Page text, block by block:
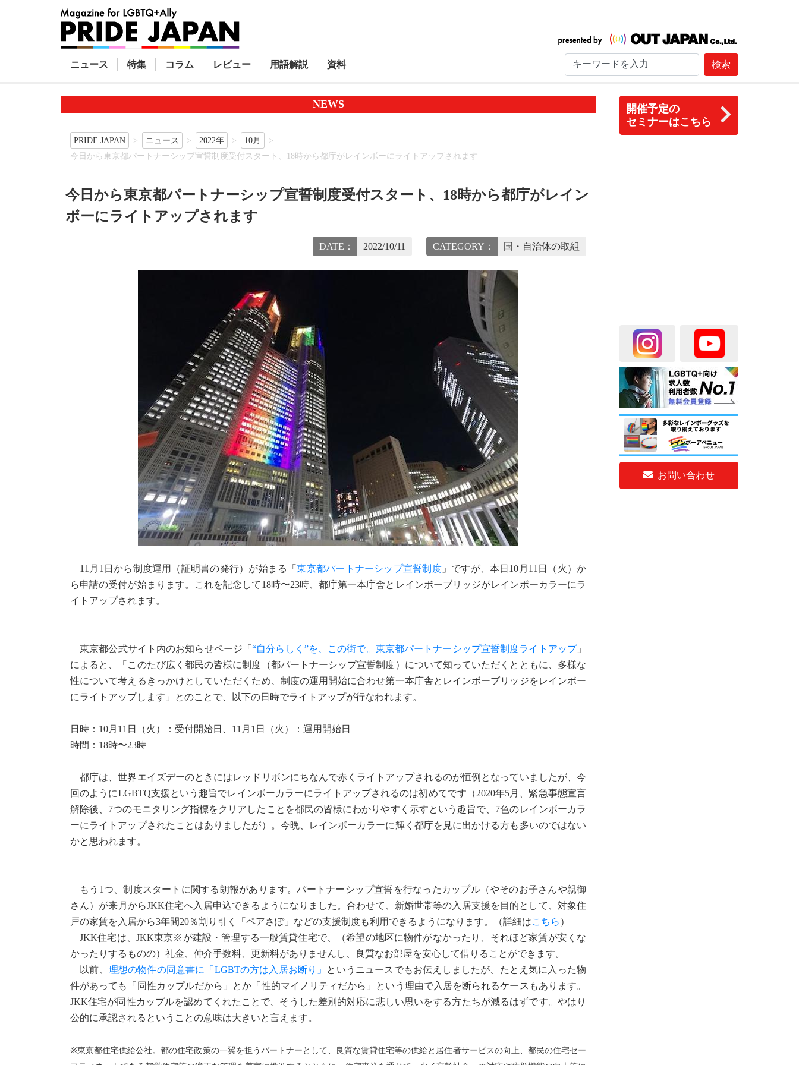
ニュース 特集 コラム レビュー 用語解説 資料 検索
開催予定の
セミナーはこちら
お問い合わせ
NEWS
PRIDE JAPAN ニュース 2022年
10月
今日から東京都パートナーシップ宣誓制度受付スタート、18時から都庁がレインボーにライトアップされます
今日から東京都パートナーシップ宣誓制度受付スタート、18時から都庁がレイン
ボーにライトアップされます
DATE： 2022/10/11 CATEGORY： 国・自治体の取組
11月1日から制度運用（証明書の発行）が始まる「東京都パートナーシップ宣誓制度」ですが、本日10月11日（火）か
ら申請の受付が始まります。これを記念して18時〜23時、都庁第一本庁舎とレインボーブリッジがレインボーカラーにラ
イトアップされます。
東京都公式サイト内のお知らせページ「“自分らしく”を、この街で。東京都パートナーシップ宣誓制度ライトアップ」
によると、「このたび広く都民の皆様に制度（都パートナーシップ宣誓制度）について知っていただくとともに、多様な
性について考えるきっかけとしていただくため、制度の運用開始に合わせ第一本庁舎とレインボーブリッジをレインボー
にライトアップします」とのことで、以下の日時でライトアップが行なわれます。
日時：10月11日（火）：受付開始日、11月1日（火）：運用開始日
時間：18時〜23時
都庁は、世界エイズデーのときにはレッドリボンにちなんで赤くライトアップされるのが恒例となっていましたが、今
回のようにLGBTQ支援という趣旨でレインボーカラーにライトアップされるのは初めてです（2020年5月、緊急事態宣言
解除後、7つのモニタリング指標をクリアしたことを都民の皆様にわかりやすく示すという趣旨で、7色のレインボーカラ
ーにライトアップされたことはありましたが）。今晩、レインボーカラーに輝く都庁を見に出かける方も多いのではない
かと思われます。
もう1つ、制度スタートに関する朗報があります。パートナーシップ宣誓を行なったカップル（やそのお子さんや親御
さん）が来月からJKK住宅へ入居申込できるようになりました。合わせて、新婚世帯等の入居支援を目的として、対象住
戸の家賃を入居から3年間20％割り引く「ペアさぽ」などの支援制度も利用できるようになります。（詳細はこちら ）
JKK住宅は、JKK東京※が建設・管理する一般賃貸住宅で、（希望の地区に物件がなかったり、それほど家賃が安くな
かったりするものの）礼金、仲介手数料、更新料がありませんし、良質なお部屋を安心して借りることができます。
以前、 理想の物件の同意書に「LGBTの方は入居お断り」 というニュースでもお伝えしましたが、たとえ気に入った物
件があっても「同性カップルだから」とか「性的マイノリティだから」という理由で入居を断られるケースもあります。
JKK住宅が同性カップルを認めてくれたことで、そうした差別的対応に悲しい思いをする方たちが減るはずです。やはり
公的に承認されるということの意味は大きいと言えます。
※東京都住宅供給公社。都の住宅政策の一翼を担うパートナーとして、良質な賃貸住宅等の供給と居住者サービスの向上、都民の住宅セー